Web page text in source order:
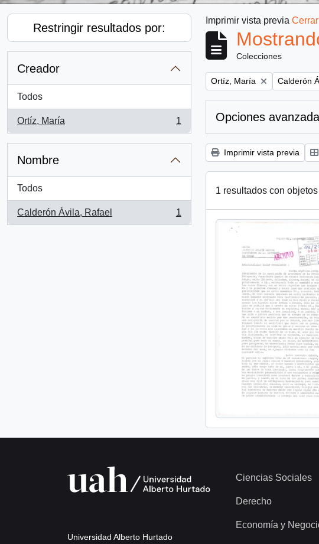
Restringir resultados por:
Creador
Todos
Ortíz, María
, 1 resultados
1
Nombre
Todos
Calderón Ávila, Rafael
, 1 resultados
1
Imprimir vista previa Cerrar
Colecciones
Remove filter:
Ortíz, María Remove
Calderón
Opciones
Imprimir vista previa
1 resultados con
Universidad Alberto Hurtado
Ciencias Sociales
Derecho
Economía y